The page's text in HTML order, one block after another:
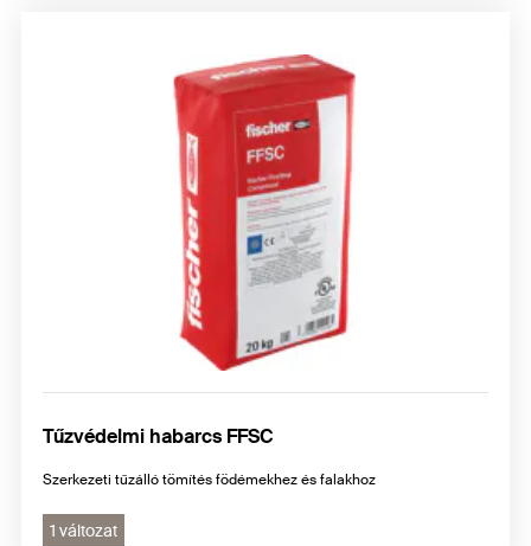
Tűzvédelmi habarcs FFSC
Szerkezeti tűzálló tömítés födémekhez és falakhoz
1 változat